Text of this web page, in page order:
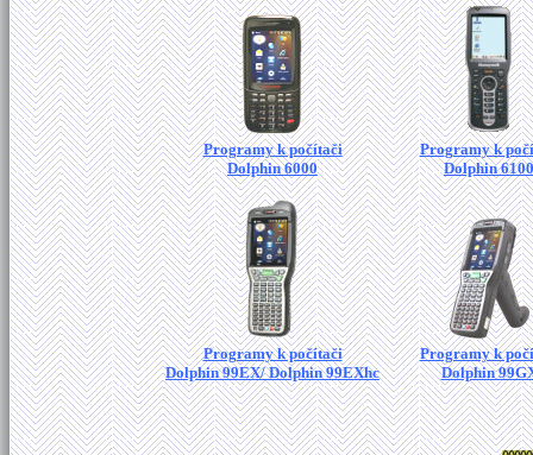
Programy k počítači
Dolphin 6000
Programy k
Dolphin 6100
Programy k počítači
Dolphin 99EX/ Dolphin 99EXhc
Programy k
Dolphin